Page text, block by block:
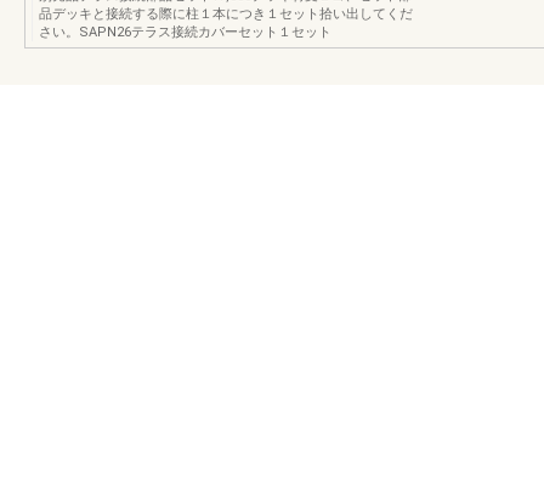
品デッキと接続する際に柱１本につき１セット拾い出してくだ
さい。SAPN26テラス接続カバーセット１セット